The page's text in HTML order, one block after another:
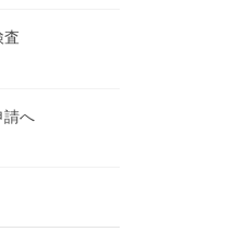
査
請へ